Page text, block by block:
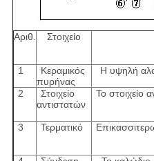
Αριθ. Στοιχείο
1
Κεραμικός
πυρήνας
Η υψηλή
2
Στοιχείο
αντιστατών
Το στοιχείο
3 Τερματικό